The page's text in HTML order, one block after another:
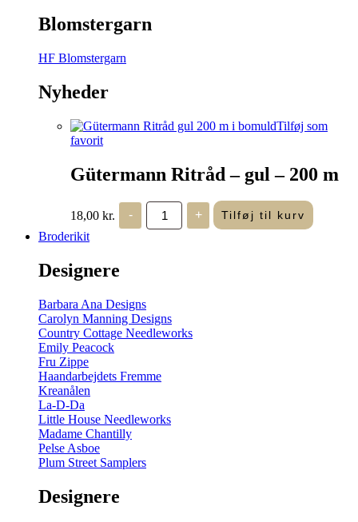
Blomstergarn
HF Blomstergarn
Nyheder
Tilføj som
favorit
Gütermann Ritråd – gul – 200 m
18,00 kr. -
Gütermann
Ritråd
-
+ Tilføj til kurv
Broderikit
Designere
Barbara Ana Designs
Carolyn Manning Designs
Country Cottage Needleworks
Emily Peacock
Fru Zippe
Haandarbejdets Fremme
Kreanålen
La-D-Da
Little House Needleworks
Madame Chantilly
Pelse Asboe
Plum Street Samplers
Designere